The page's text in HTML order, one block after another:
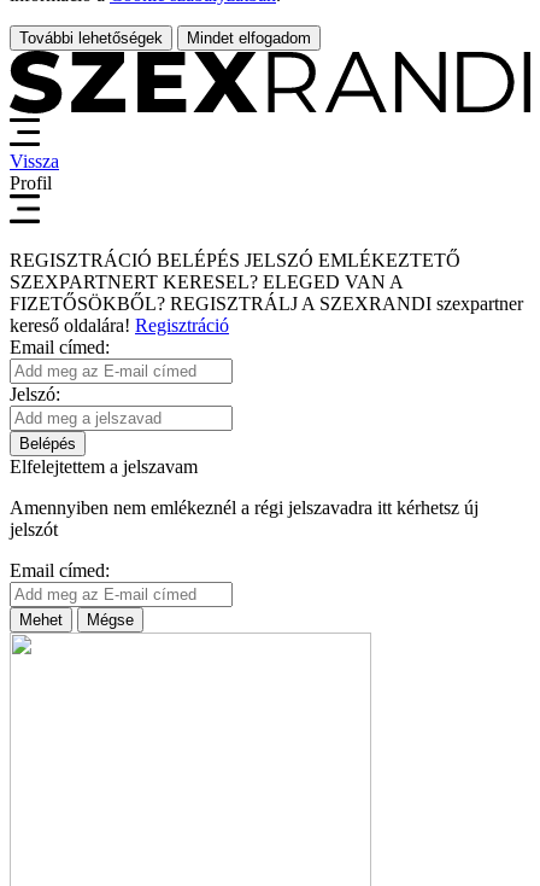
További lehetőségek Mindet elfogadom
Vissza
Profil
REGISZTRÁCIÓ BELÉPÉS JELSZÓ EMLÉKEZTETŐ
SZEXPARTNERT KERESEL? ELEGED VAN A
FIZETŐSÖKBŐL? REGISZTRÁLJ A SZEXRANDI szexpartner
kereső oldalára! Regisztráció
Email címed:
Jelszó:
Belépés
Elfelejtettem a jelszavam
Amennyiben nem emlékeznél a régi jelszavadra itt kérhetsz új
jelszót
Email címed:
Mehet Mégse